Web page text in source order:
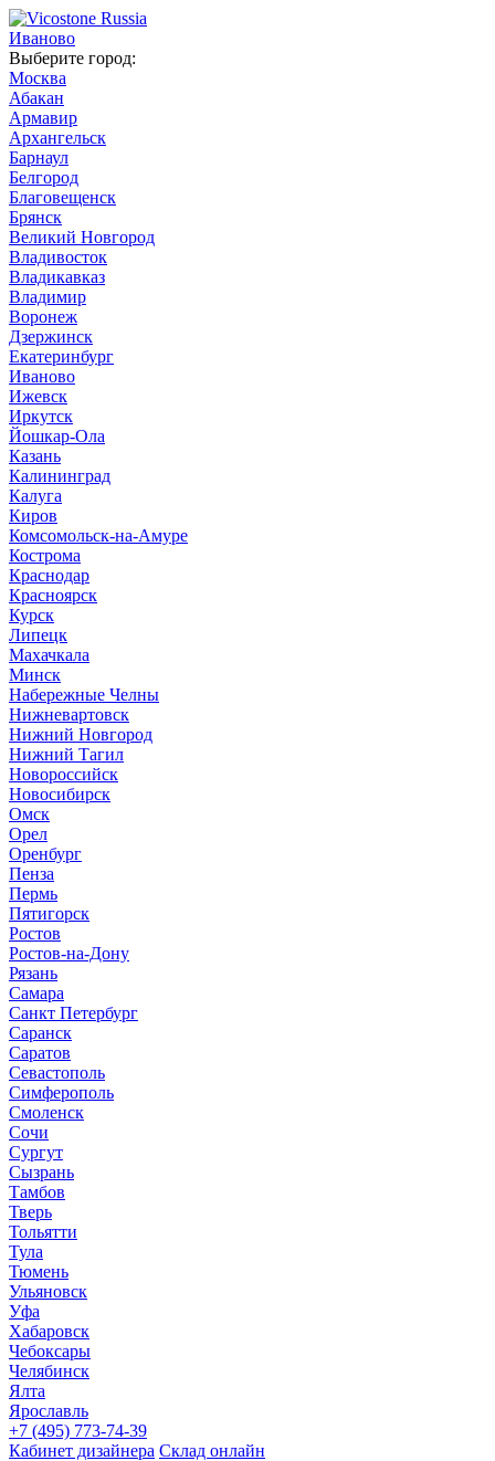
Иваново
Выберите город:
Москва
Абакан
Армавир
Архангельск
Барнаул
Белгород
Благовещенск
Брянск
Великий Новгород
Владивосток
Владикавказ
Владимир
Воронеж
Дзержинск
Екатеринбург
Иваново
Ижевск
Иркутск
Йошкар-Ола
Казань
Калининград
Калуга
Киров
Комсомольск-на-Амуре
Кострома
Краснодар
Красноярск
Курск
Липецк
Махачкала
Минск
Набережные Челны
Нижневартовск
Нижний Новгород
Нижний Тагил
Новороссийск
Новосибирск
Омск
Орел
Оренбург
Пенза
Пермь
Пятигорск
Ростов
Ростов-на-Дону
Рязань
Самара
Санкт Петербург
Саранск
Саратов
Севастополь
Симферополь
Смоленск
Сочи
Сургут
Сызрань
Тамбов
Тверь
Тольятти
Тула
Тюмень
Ульяновск
Уфа
Хабаровск
Чебоксары
Челябинск
Ялта
Ярославль
+7 (495) 773-74-39
Кабинет дизайнера Склад онлайн